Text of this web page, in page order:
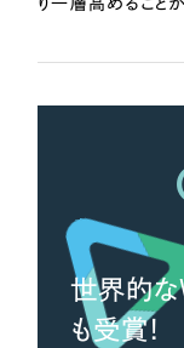
リープ・
リープ・
完全成功報
カイ
Pace
日報ツール
ウェブ
り一層高めること
世界的な
も受賞！